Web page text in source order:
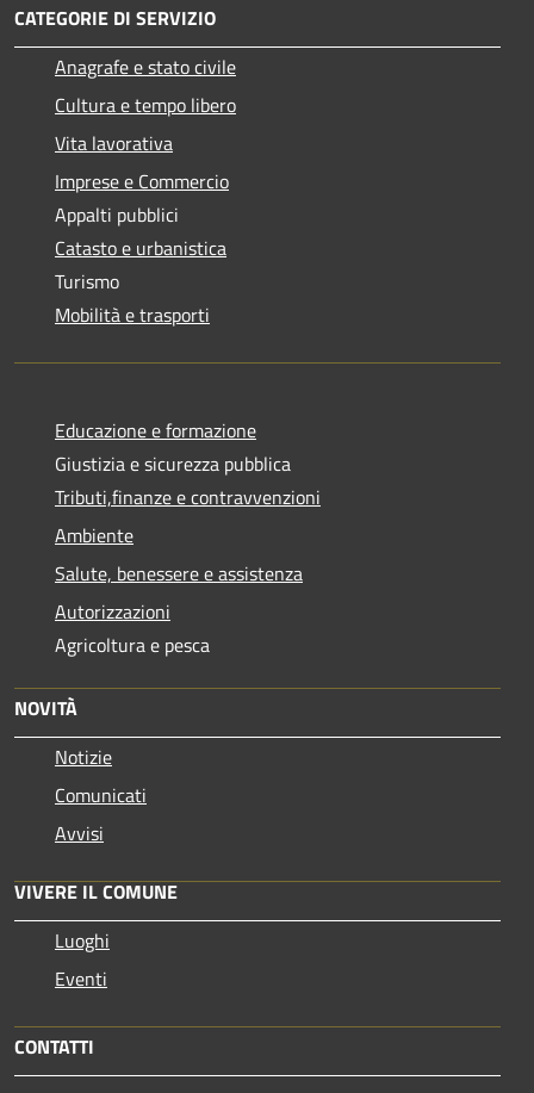
CATEGORIE DI SERVIZIO
Anagrafe e stato civile
Cultura e tempo libero
Vita lavorativa
Imprese e Commercio
Appalti pubblici
Catasto e urbanistica
Turismo
Mobilità e trasporti
Educazione e formazione
Giustizia e sicurezza pubblica
Tributi,finanze e contravvenzioni
Ambiente
Salute, benessere e assistenza
Autorizzazioni
Agricoltura e pesca
NOVITÀ
Notizie
Comunicati
Avvisi
VIVERE IL COMUNE
Luoghi
Eventi
CONTATTI